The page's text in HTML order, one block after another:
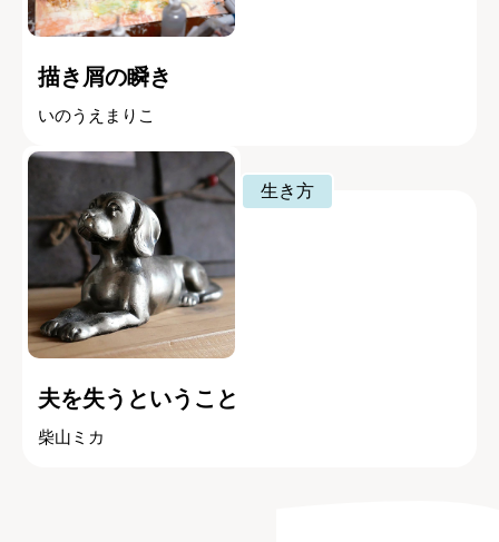
描き屑の瞬き
いのうえまりこ
生き方
夫を失うということ
柴山ミカ